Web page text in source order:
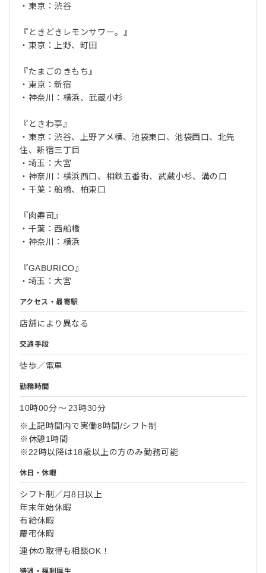
・東京：渋谷
『ときどきレモンサワー。』
・東京：上野、町田
『たまごのきもち』
・東京：新宿
・神奈川：横浜、武蔵小杉
『ときわ亭』
・東京：渋谷、上野アメ横、池袋東口、池袋西口、北先
住、新宿三丁目
・埼玉：大宮
・神奈川：横浜西口、相鉄五番街、武蔵小杉、溝の口
・千葉：船橋、柏東口
『肉寿司』
・千葉：西船橋
・神奈川：横浜
『GABURICO』
・埼玉：大宮
アクセス・最寄駅
店舗により異なる
交通手段
徒歩／電車
勤務時間
10時00分〜 23時30分
※上記時間内で実働8時間/シフト制
※休憩1時間
※22時以降は18歳以上の方のみ勤務可能
休日・休暇
シフト制／月8日以上
年末年始休暇
有給休暇
慶弔休暇
連休の取得も相談OK！
待遇・福利厚生